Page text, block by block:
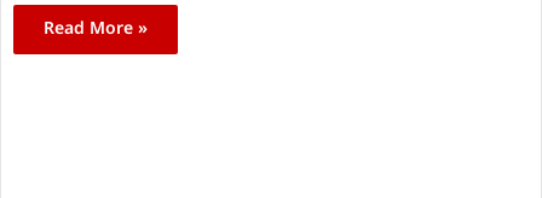
Read More »